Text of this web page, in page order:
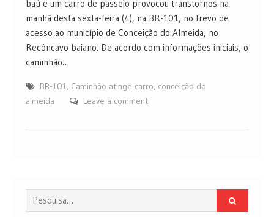
baú e um carro de passeio provocou transtornos na
manhã desta sexta-feira (4), na BR-101, no trevo de
acesso ao município de Conceição do Almeida, no
Recôncavo baiano. De acordo com informações iniciais, o
caminhão…
BR-101, Caminhão atinge carro, conceição do
almeida
Leave a comment
Procurar
por: